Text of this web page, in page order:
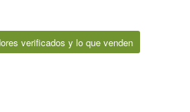
verificados y lo que venden